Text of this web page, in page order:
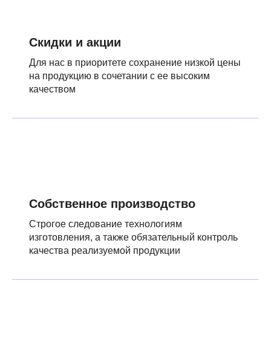
Скидки и акции
Для нас в приоритете сохранение низкой цены
на продукцию в сочетании с ее высоким
качеством
Собственное производство
Строгое следование технологиям
изготовления, а также обязательный контроль
качества реализуемой продукции